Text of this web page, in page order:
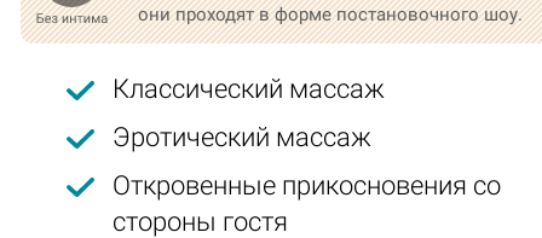
они проходят в форме постановочного шоу.
Классический массаж
Эротический массаж
Откровенные прикосновения со
стороны гостя